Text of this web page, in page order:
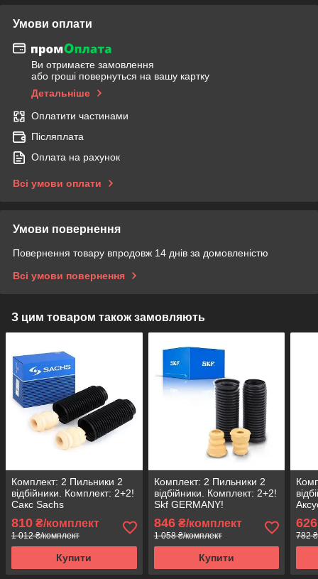
Умови оплати
Ви отримаєте замовлення
або гроші повернуться на вашу картку
Детальніше
Оплатити частинами
Післяплата
Оплата на рахунок
Всі умови оплати
Умови повернення
Повернення товару впродовж 14 днів за домовленістю
Всі умови повернення
З цим товаром також замовляють
Комплект: 2 Пильники 2
відбійники. Комплект: 2+2!
Сакс Sachs
810 ₴/комплект
1 012 ₴/комплект
Купити
Комплект: 2 Пильники 2
відбійники. Комплект: 2+2!
Skf GERMANY!
846₴/комплект
1 058 ₴/комплект
Купити
626
782